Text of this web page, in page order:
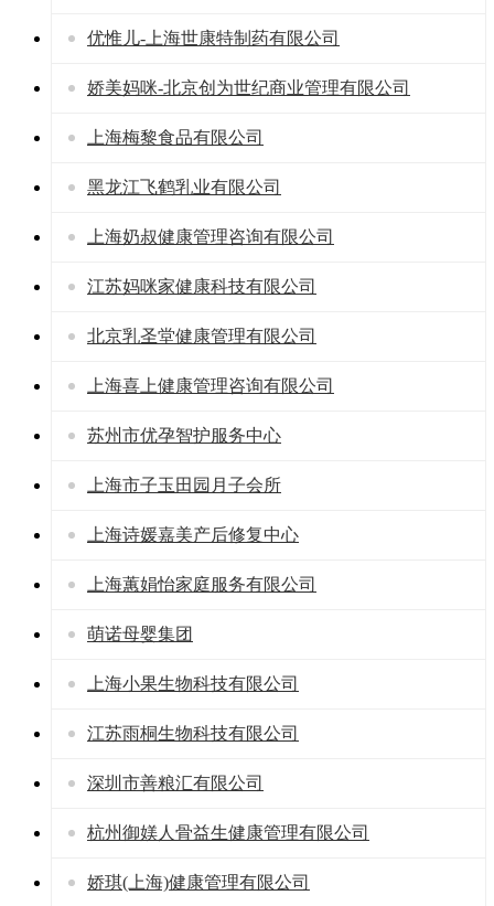
优惟儿-上海世康特制药有限公司
娇美妈咪-北京创为世纪商业管理有限公司
上海梅黎食品有限公司
黑龙江飞鹤乳业有限公司
上海奶叔健康管理咨询有限公司
江苏妈咪家健康科技有限公司
北京乳圣堂健康管理有限公司
上海喜上健康管理咨询有限公司
苏州市优孕智护服务中心
上海市子玉田园月子会所
上海诗媛嘉美产后修复中心
上海蕙娟怡家庭服务有限公司
萌诺母婴集团
上海小果生物科技有限公司
江苏雨桐生物科技有限公司
深圳市善粮汇有限公司
杭州御媄人骨益生健康管理有限公司
娇琪(上海)健康管理有限公司